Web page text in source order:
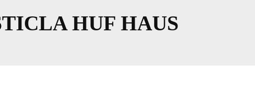
HUF HAUS